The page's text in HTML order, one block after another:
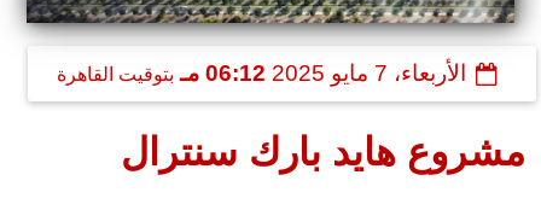
الأربعاء، 7 مايو 2025 06:12 مـ بتوقيت القاهرة
مشروع هايد بارك سنترال